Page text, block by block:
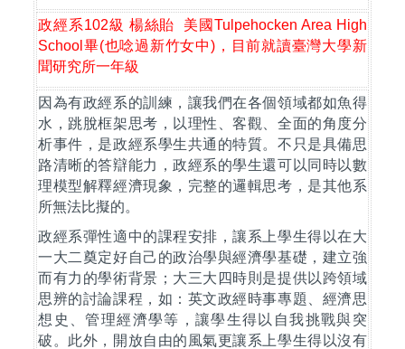
政經系102級 楊絲貽 美國Tulpehocken Area High
School 畢(也唸過新竹女中) ，目前就讀臺灣大學新
聞研究所一年級
因為有政經系的訓練，讓我們在各個領域都如魚得
水，跳脫框架思考，以理性、客觀、全面的角度分
析事件，是政經系學生共通的特質。不只是具備思
路清晰的答辯能力，政經系的學生還可以同時以數
理模型解釋經濟現象，完整的邏輯思考，是其他系
所無法比擬的。
政經系彈性適中的課程安排，讓系上學生得以在大
一大二奠定好自己的政治學與經濟學基礎，建立強
而有力的學術背景；大三大四時則是提供以跨領域
思辨的討論課程，如：英文政經時事專題、經濟思
想史、管理經濟學等，讓學生得以自我挑戰與突
破。此外，開放自由的風氣更讓系上學生得以沒有